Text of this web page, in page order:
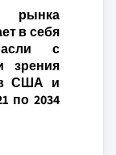
рынка
в себя
с
зрения
США и
по 2034